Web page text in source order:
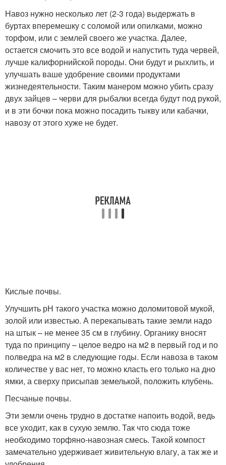
Навоз нужно несколько лет (2-3 года) выдержать в
буртах вперемешку с соломой или опилками, можно
торфом, или с землей своего же участка. Далее,
остается смочить это все водой и напустить туда червей,
лучше калифорнийской породы. Они будут и рыхлить, и
улучшать ваше удобрение своими продуктами
жизнедеятельности. Таким манером можно убить сразу
двух зайцев – черви для рыбалки всегда будут под рукой,
и в эти бочки пока можно посадить тыкву или кабачки,
навозу от этого хуже не будет.
Кислые почвы.
Улучшить рН такого участка можно доломитовой мукой,
золой или известью. А перекапывать такие земли надо
на штык – не менее 35 см в глубину. Органику вносят
туда по принципу – целое ведро на м2 в первый год и по
полведра на м2 в следующие годы. Если навоза в таком
количестве у вас нет, то можно класть его только на дно
ямки, а сверху присыпав земелькой, положить клубень.
Песчаные почвы.
Эти земли очень трудно в достатке напоить водой, ведь
все уходит, как в сухую землю. Так что сюда тоже
необходимо торфяно-навозная смесь. Такой компост
замечательно удерживает живительную влагу, а так же и